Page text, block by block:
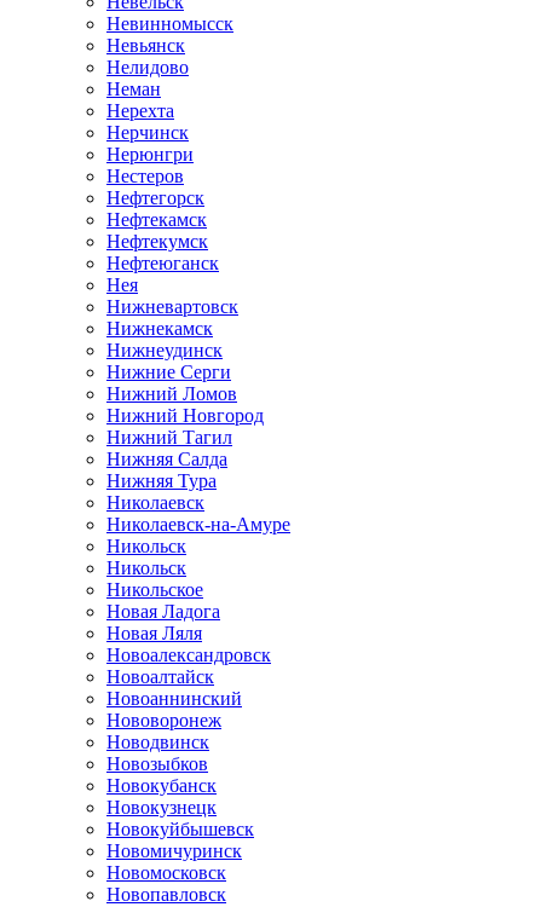
Невинномысск
Невьянск
Нелидово
Неман
Нерехта
Нерчинск
Нерюнгри
Нестеров
Нефтегорск
Нефтекамск
Нефтекумск
Нефтеюганск
Нея
Нижневартовск
Нижнекамск
Нижнеудинск
Нижние Серги
Нижний Ломов
Нижний Новгород
Нижний Тагил
Нижняя Салда
Нижняя Тура
Николаевск
Николаевск-на-Амуре
Никольск
Никольск
Никольское
Новая Ладога
Новая Ляля
Новоалександровск
Новоалтайск
Новоаннинский
Нововоронеж
Новодвинск
Новозыбков
Новокубанск
Новокузнецк
Новокуйбышевск
Новомичуринск
Новомосковск
Новопавловск